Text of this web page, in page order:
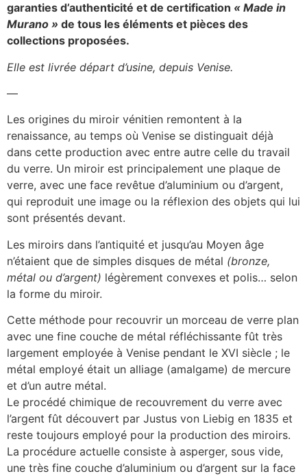
garanties d’authenticité et de certification « Made in
Murano » de tous les éléments et pièces des
collections proposées.
Elle est livrée départ d’usine, depuis Venise.
—
Les origines du miroir vénitien remontent à la
renaissance, au temps où Venise se distinguait déjà
dans cette production avec entre autre celle du travail
du verre. Un miroir est principalement une plaque de
verre, avec une face revêtue d’aluminium ou d’argent,
qui reproduit une image ou la réflexion des objets qui lui
sont présentés devant.
Les miroirs dans l’antiquité et jusqu’au Moyen âge
n’étaient que de simples disques de métal (bronze,
métal ou d’argent) légèrement convexes et polis… selon
la forme du miroir.
Cette méthode pour recouvrir un morceau de verre plan
avec une fine couche de métal réfléchissante fût très
largement employée à Venise pendant le XVI siècle ; le
métal employé était un alliage (amalgame) de mercure
et d’un autre métal.
Le procédé chimique de recouvrement du verre avec
l’argent fût découvert par Justus von Liebig en 1835 et
reste toujours employé pour la production des miroirs.
La procédure actuelle consiste à asperger, sous vide,
une très fine couche d’aluminium ou d’argent sur la face